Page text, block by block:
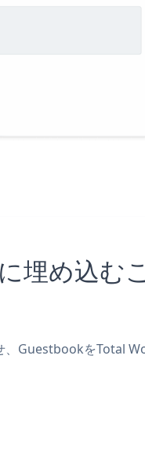
め込む
GuestbookをTotal